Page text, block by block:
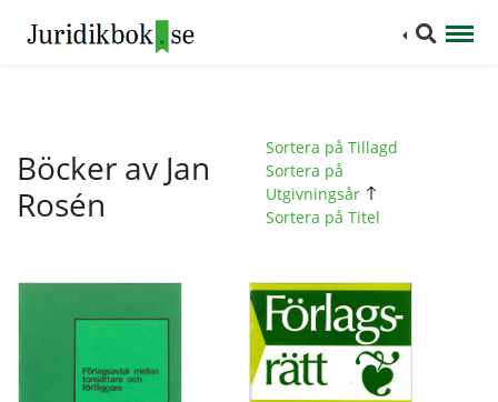
Böcker av Jan
Rosén
Sortera på Tillagd
Sortera på
Utgivningsår
Sortera på Titel